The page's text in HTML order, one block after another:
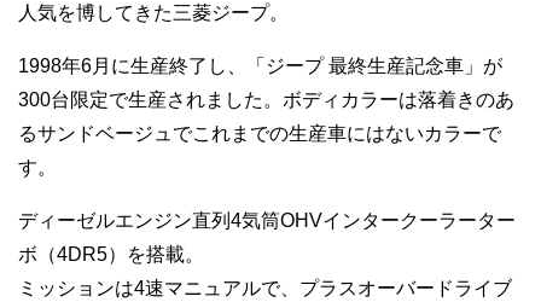
人気を博してきた三菱ジープ。
1998年6月に生産終了し、「ジープ 最終生産記念車」が
300台限定で生産されました。ボディカラーは落着きのあ
るサンドベージュでこれまでの生産車にはないカラーで
す。
ディーゼルエンジン直列4気筒OHVインタークーラーター
ボ（4DR5）を搭載。
ミッションは4速マニュアルで、プラスオーバードライブ